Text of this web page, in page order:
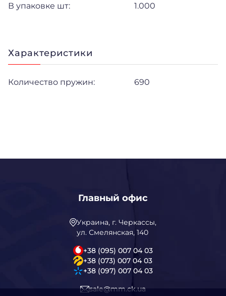
В упаковке шт:
1.000
Характеристики
Количество пружин: 690
Главный офис
Украина, г. Черкассы,
ул. Смелянская, 140
+38 (095) 007 04 03
+38 (073) 007 04 03
+38 (097) 007 04 03
sale@mm.ck.ua